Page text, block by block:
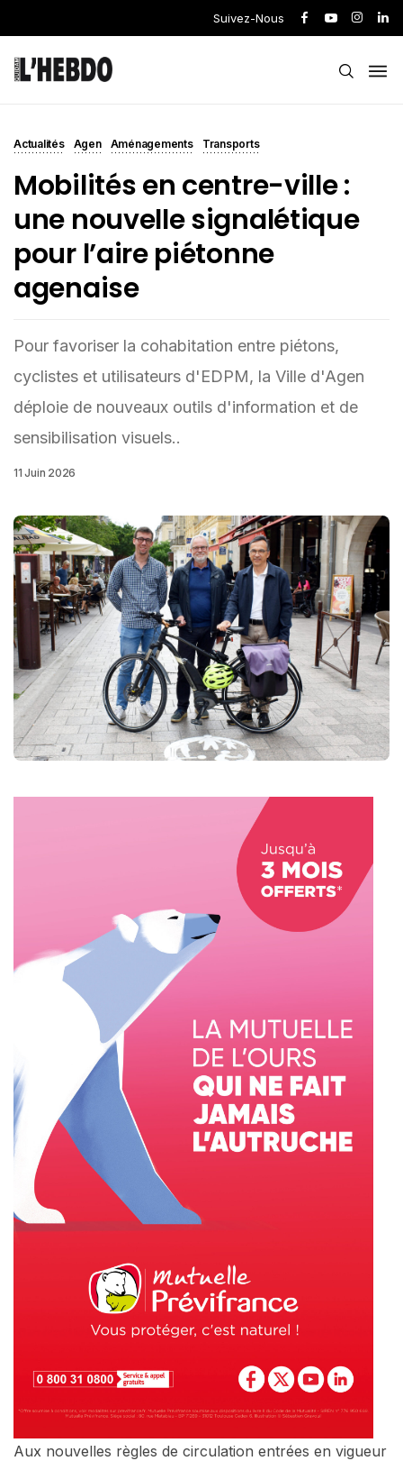
Suivez-Nous
Actualités Agen Aménagements Transports
Mobilités en centre-ville :
une nouvelle signalétique
pour l’aire piétonne
agenaise
Pour favoriser la cohabitation entre piétons,
cyclistes et utilisateurs d'EDPM, la Ville d'Agen
déploie de nouveaux outils d'information et de
sensibilisation visuels..
11 Juin 2026
Aux nouvelles règles de circulation entrées en vigueur